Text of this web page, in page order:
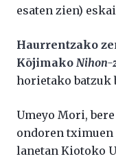
esaten zien)
Haurrentzako
Kōjimako Nihon-
horietako batzuk
Umeyo Mori,
ondoren
lanetan Kiotoko